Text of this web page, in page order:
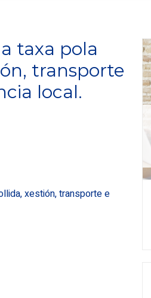
taxa pola
transporte
local.
xestión, transporte e